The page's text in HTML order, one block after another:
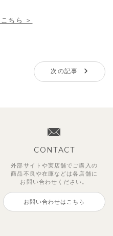
ちら ＞
次の記事
CONTACT
外部サイトや実店舗でご購入の
商品不良や在庫などは各店舗に
お問い合わせください。
お問い合わせはこちら